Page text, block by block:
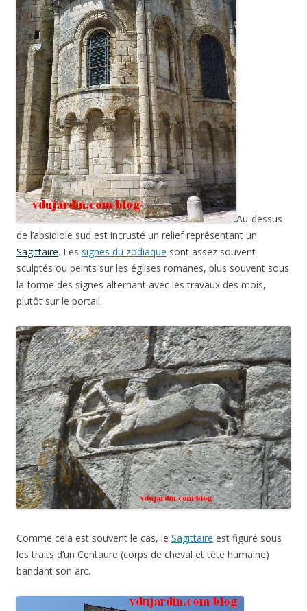
Au-dessus
de l’absidiole sud est incrusté un relief représentant un
Sagittaire. Les signes du zodiaque sont assez souvent
sculptés ou peints sur les églises romanes, plus souvent sous
la forme des signes alternant avec les travaux des mois,
plutôt sur le portail.
Comme cela est souvent le cas, le Sagittaire est figuré sous
les traits d’un Centaure (corps de cheval et tête humaine)
bandant son arc.